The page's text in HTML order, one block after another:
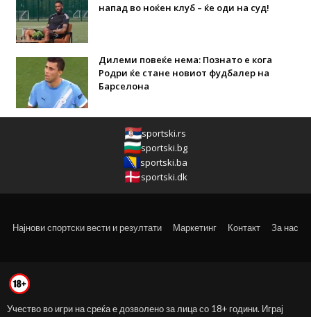
напад во ноќен клуб – ќе оди на суд!
Дилеми повеќе нема: Познато е кога
Родри ќе стане новиот фудбалер на
Барселона
sportski.rs
sportski.bg
sportski.ba
sportski.dk
Најнови спортски вести и резултати Маркетинг Контакт За нас
Учество во игри на среќа е дозволено за лица со 18+ години. Играј